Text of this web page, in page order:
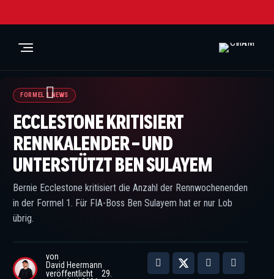
FORMEL 1 NEWS
ECCLESTONE KRITISIERT
RENNKALENDER – UND
UNTERSTÜTZT BEN SULAYEM
Bernie Ecclestone kritisiert die Anzahl der Rennwochenenden
in der Formel 1. Für FIA-Boss Ben Sulayem hat er nur Lob
übrig.
von
David Heermann
veröffentlicht
29.
© IMAGO / PsnewZ